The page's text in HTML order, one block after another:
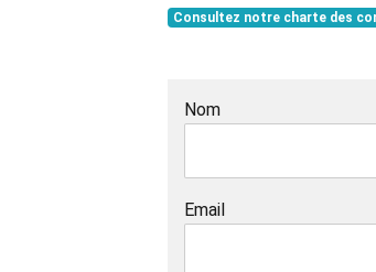
Consultez notre charte des
Nom
Email